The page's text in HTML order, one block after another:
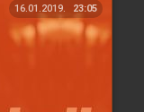
16.01.2019. 23:05